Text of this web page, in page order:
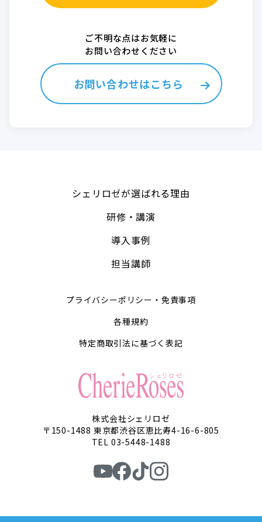
ご不明な点はお気軽に
お問い合わせください
お問い合わせはこちら
シェリロゼが選ばれる理由
研修・講演
導入事例
担当講師
プライバシーポリシー・免責事項
各種規約
特定商取引法に基づく表記
株式会社シェリロゼ
〒150-1488 東京都渋谷区恵比寿4-16-6-805
TEL 03-5448-1488